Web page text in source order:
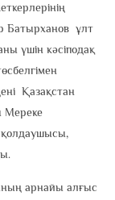
Батырханов ұлт
үшін кәсіподақ
Қазақстан
Мереке
арнайы алғыс